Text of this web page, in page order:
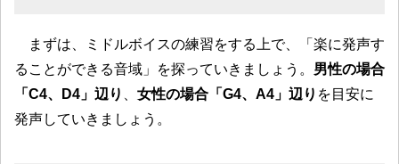
まずは、ミドルボイスの練習をする上で、「楽に発声す
ることができる音域」を探っていきましょう。 男性の場合
「C4、D4」辺り 、 女性の場合「G4、A4」辺り を目安に
発声していきましょう。